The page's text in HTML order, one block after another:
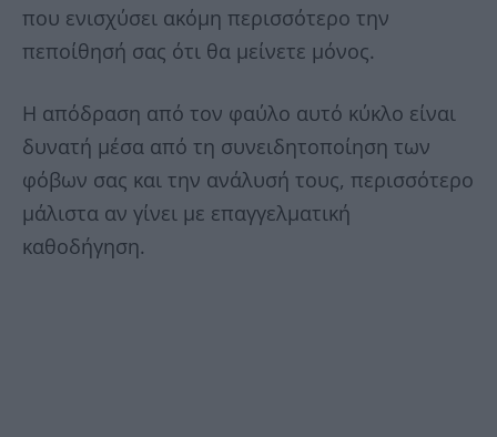
που ενισχύσει ακόμη περισσότερο την
πεποίθησή σας ότι θα μείνετε μόνος.
Η απόδραση από τον φαύλο αυτό κύκλο είναι
δυνατή μέσα από τη συνειδητοποίηση των
φόβων σας και την ανάλυσή τους, περισσότερο
μάλιστα αν γίνει με επαγγελματική
καθοδήγηση.